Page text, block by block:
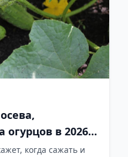
огурцов в 2026
когда сажать и